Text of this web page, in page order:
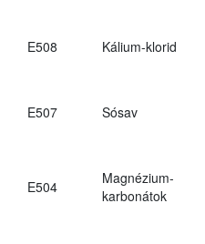
E508 Kálium-klorid
E507 Sósav
E504
Magnézium-
karbonátok